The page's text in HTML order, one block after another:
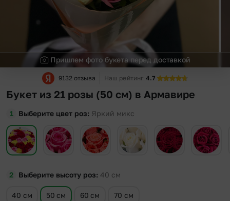
Пришлем фото букета перед доставкой
9132 отзыва Наш рейтинг 4.7
Букет из 21 розы (50 см) в Армавире
Выберите цвет роз Яркий микс
Выберите высоту роз 40 см
40 см 50 см 60 см 70 см